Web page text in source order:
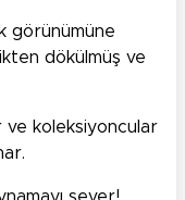
görünümüne
dökülmüş ve
ve koleksiyoncular